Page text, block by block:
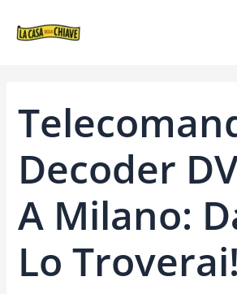
Decoder
A Milano:
Lo Troverai!
ARTICOLI